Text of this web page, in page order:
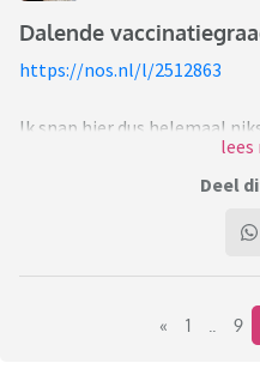
Dalende
https://nos.nl/l/2512863
Ik snap hier dus helemaal
regio Eindhoven een
vanwege dalende
Hoezo zou je kinderen niet
Met een moeder(80+)
ziekte uit het DKTP rijtje en
Deel
« 1 9